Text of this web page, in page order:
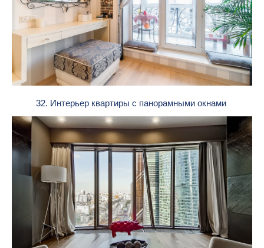
32. Интерьер квартиры с панорамными окнами